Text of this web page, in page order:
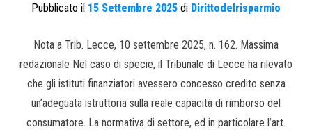
Pubblicato il 15 Settembre 2025 di Dirittodelrisparmio
Nota a Trib. Lecce, 10 settembre 2025, n. 162. Massima
redazionale Nel caso di specie, il Tribunale di Lecce ha rilevato
che gli istituti finanziatori avessero concesso credito senza
un’adeguata istruttoria sulla reale capacità di rimborso del
consumatore. La normativa di settore, ed in particolare l’art.